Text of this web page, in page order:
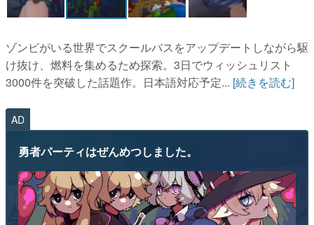
その他
電ファミニコゲーマーとは？
運営：株式会社マレ
ゾンビがいる世界でスクールバスをアップデートしながら駆
け抜け、燃料を集めるため探索。3日でウィッシュリスト
3000件を突破した話題作。日本語対応予定... [続きを読む]
AD
勇者パーティはぜんめつしました。